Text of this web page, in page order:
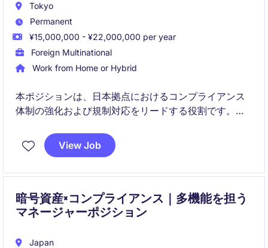
Tokyo
Permanent
¥15,000,000 - ¥22,000,000 per year
Foreign Multinational
Work from Home or Hybrid
本ポジションは、日本拠点におけるコンプライアンス
体制の強化および規制対応をリードする役割です。ビ
業を支える重要なポジションです。
View Job
暗号資産×コンプライアンス｜多機能を担う
マネージャーポジション
Japan